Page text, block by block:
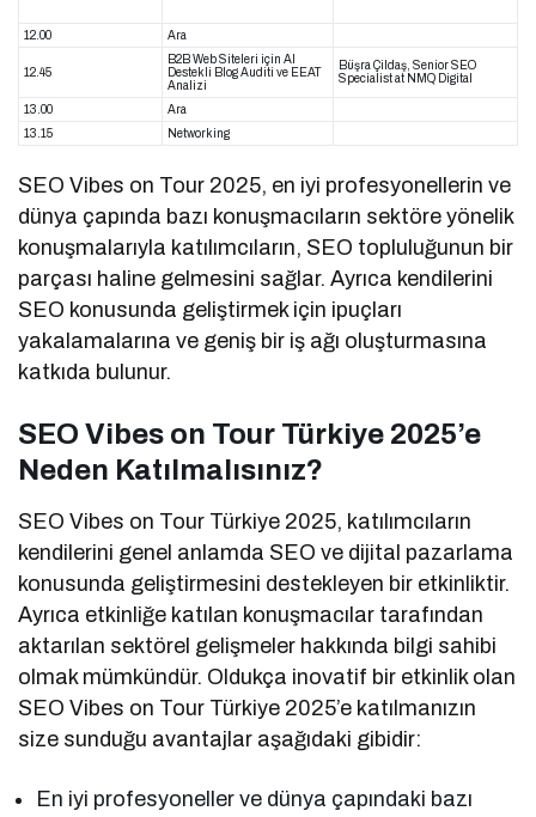
12.00 Ara
12.45
B2B Web Siteleri için Al
Destekli Blog Auditi ve EEAT
Analizi
Büşra Çildaş, Senior SEO
Specialist at NMQ Digital
13.00
Ara
13.15
Networking
SEO Vibes on Tour 2025, en iyi profesyonellerin ve
dünya çapında bazı konuşmacıların sektöre yönelik
konuşmalarıyla katılımcıların, SEO topluluğunun bir
parçası haline gelmesini sağlar. Ayrıca kendilerini
SEO konusunda geliştirmek için ipuçları
yakalamalarına ve geniş bir iş ağı oluşturmasına
katkıda bulunur.
SEO Vibes on Tour Türkiye 2025’e
Neden Katılmalısınız?
SEO Vibes on Tour Türkiye 2025, katılımcıların
kendilerini genel anlamda SEO ve dijital pazarlama
konusunda geliştirmesini destekleyen bir etkinliktir.
Ayrıca etkinliğe katılan konuşmacılar tarafından
aktarılan sektörel gelişmeler hakkında bilgi sahibi
olmak mümkündür. Oldukça inovatif bir etkinlik olan
SEO Vibes on Tour Türkiye 2025’e katılmanızın
size sunduğu avantajlar aşağıdaki gibidir:
En iyi profesyoneller ve dünya çapındaki bazı